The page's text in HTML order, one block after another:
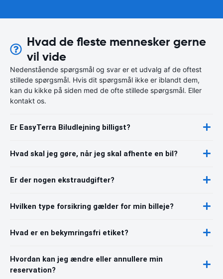
Hvad de fleste mennesker gerne
vil vide
Nedenstående spørgsmål og svar er et udvalg af de oftest
stillede spørgsmål. Hvis dit spørgsmål ikke er iblandt dem,
kan du kikke på siden med de ofte stillede spørgsmål. Eller
kontakt os.
Er EasyTerra Biludlejning billigst?
Hvad skal jeg gøre, når jeg skal afhente en bil?
Er der nogen ekstraudgifter?
Hvilken type forsikring gælder for min billeje?
Hvad er en bekymringsfri etiket?
Hvordan kan jeg ændre eller annullere min
reservation?